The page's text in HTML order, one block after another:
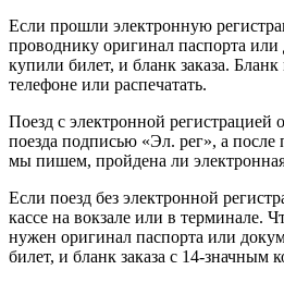
Если прошли электронную
проводнику оригинал паспорта
купили билет, и бланк заказа.
телефоне или распечатать.
Поезд с электронной регистрацией
поезда подписью «Эл. рег», а
мы пишем, пройдена ли
Если поезд без электронной
кассе на вокзале или в терминале.
нужен оригинал паспорта или
билет, и бланк заказа с 14-значным